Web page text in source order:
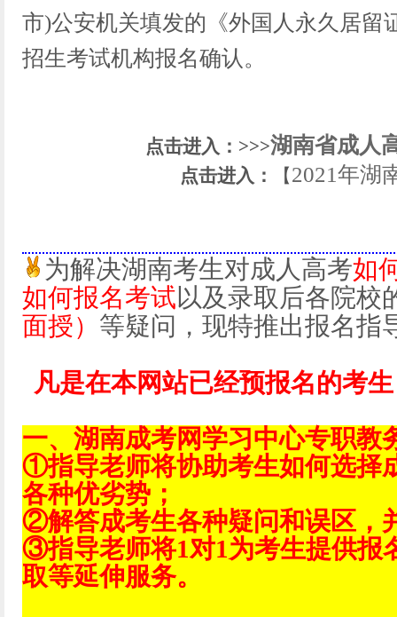
市)公安机关填发的《外国人永久居留
招生考试机构报名确认。
点击进入：>>>湖南省成人
点击进入： 【2021年湖
为解决湖南考生对成人高考如
如何报名考试以及录取后各院校
面授） 等疑问，现特推出报名指
凡是在本网站已经预报名的考
一、湖南成考网学习中心专职教
①指导老师将协助考生如何选择
各种优劣势；
②解答成考生各种疑问和误区，
③指导老师将1对1为考生提供报
取等延伸服务。